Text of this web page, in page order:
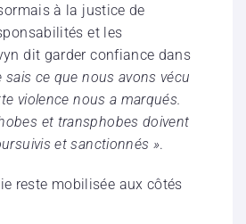
à la justice de
et les
dit garder confiance dans
sais ce que nous avons vécu
violence nous a marqués.
et transphobes doivent
et sanctionnés ».
reste mobilisée aux côtés